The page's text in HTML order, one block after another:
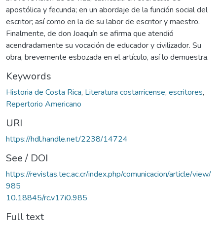
apostólica y fecunda; en un abordaje de la función social del
escritor; así como en la de su labor de escritor y maestro.
Finalmente, de don Joaquín se afirma que atendió
acendradamente su vocación de educador y civilizador. Su
obra, brevemente esbozada en el artículo, así lo demuestra.
Keywords
Historia de Costa Rica, Literatura costarricense, escritores,
Repertorio Americano
URI
https://hdl.handle.net/2238/14724
See / DOI
https://revistas.tec.ac.cr/index.php/comunicacion/article/view/
985
10.18845/rc.v17i0.985
Full text